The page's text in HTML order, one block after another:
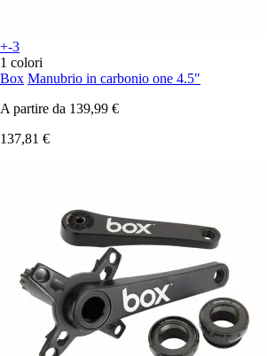
+-3
1 colori
Box Manubrio in carbonio one 4.5"
A partire da 139,99 €
137,81 €